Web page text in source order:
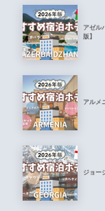
アゼル
版】
アルメ
ジョー